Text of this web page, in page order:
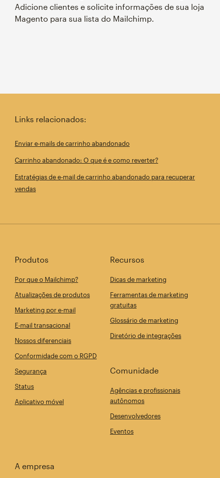
Adicione clientes e solicite informações de sua loja
Magento para sua lista do Mailchimp.
Links relacionados:
Enviar e-mails de carrinho abandonado
Carrinho abandonado: O que é e como reverter?
Estratégias de e-mail de carrinho abandonado para recuperar
vendas
Produtos
Por que o Mailchimp?
Atualizações de produtos
Marketing por e-mail
E-mail transacional
Nossos diferenciais
Conformidade com o RGPD
Segurança
Status
Aplicativo móvel
Recursos
Dicas de marketing
Ferramentas de marketing
gratuitas
Glossário de marketing
Diretório de integrações
Comunidade
Agências e profissionais
autônomos
Desenvolvedores
Eventos
A empresa